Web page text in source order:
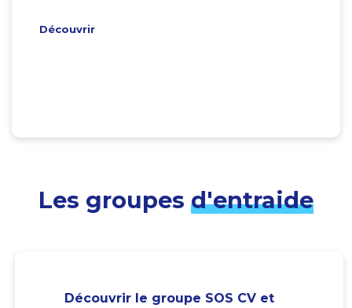
Découvrir
Les groupes d'entraide
Découvrir le groupe SOS CV et